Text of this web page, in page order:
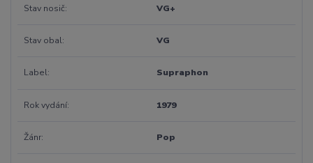
Stav nosič VG+
Stav obal VG
Label Supraphon
Rok vydání 1979
Žánr Pop